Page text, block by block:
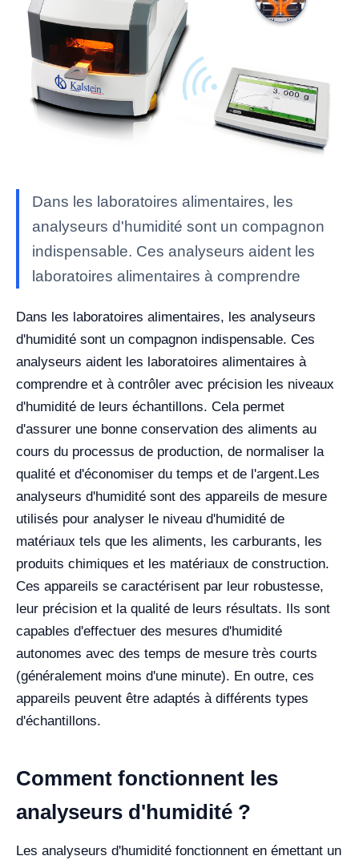
Dans les laboratoires alimentaires, les
analyseurs d'humidité sont un compagnon
indispensable. Ces analyseurs aident les
laboratoires alimentaires à comprendre
Dans les laboratoires alimentaires, les analyseurs
d'humidité sont un compagnon indispensable. Ces
analyseurs aident les laboratoires alimentaires à
comprendre et à contrôler avec précision les niveaux
d'humidité de leurs échantillons. Cela permet
d'assurer une bonne conservation des aliments au
cours du processus de production, de normaliser la
qualité et d'économiser du temps et de l'argent. Les
analyseurs d'humidité sont des appareils de mesure
utilisés pour analyser le niveau d'humidité de
matériaux tels que les aliments, les carburants, les
produits chimiques et les matériaux de construction.
Ces appareils se caractérisent par leur robustesse,
leur précision et la qualité de leurs résultats. Ils sont
capables d'effectuer des mesures d'humidité
autonomes avec des temps de mesure très courts
(généralement moins d'une minute). En outre, ces
appareils peuvent être adaptés à différents types
d'échantillons.
Comment fonctionnent les
analyseurs d'humidité ?
Les analyseurs d'humidité fonctionnent en émettant un